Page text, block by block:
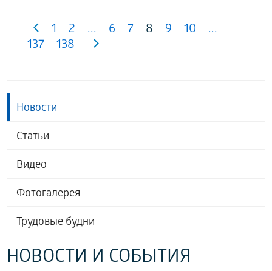
Новости
Статьи
Видео
Фотогалерея
Трудовые будни
НОВОСТИ И СОБЫТИЯ
1 2 ... 6 7 8 9 10
...
137
138